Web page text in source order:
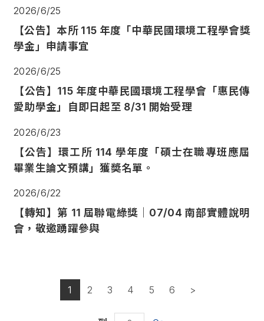
2026/6/25
【公告】本所 115 年度「中華民國環境工程學會獎
學金」申請事宜
2026/6/25
【公告】115 年度中華民國環境工程學會「惠民傳
愛助學金」自即日起至 8/31 開始受理
2026/6/23
【公告】環工所 114 學年度「碩士在職專班應屆
畢業生論文預講」獲奬名單。
2026/6/22
【轉知】第 11 屆聯電綠獎｜07/04 南部實體說明
會，敬邀踴躍參與
1 2 3 4 5 6 >